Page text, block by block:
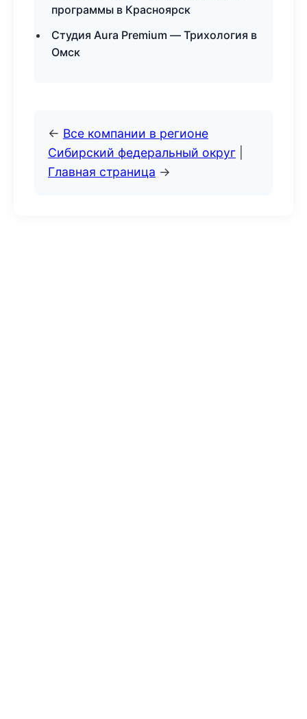
программы в Красноярск
Студия Aura Premium — Трихология в
Омск
← Все компании в регионе
Сибирский федеральный округ
Главная страница →